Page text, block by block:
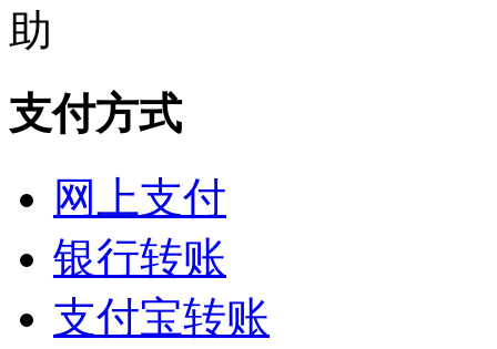
支付方式
网上支付
银行转账
支付宝转账